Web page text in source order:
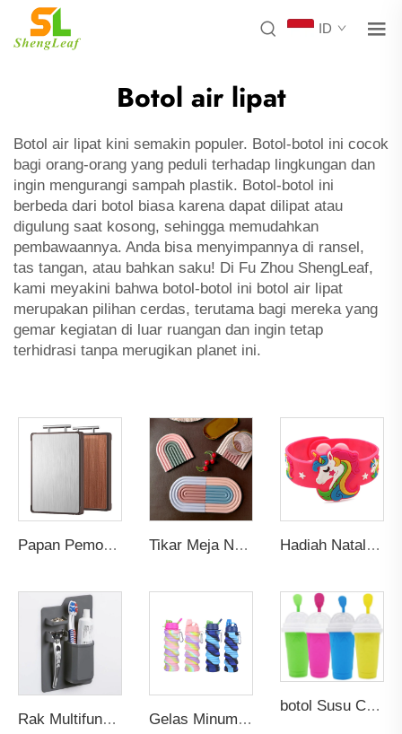
ID
Botol air lipat
Botol air lipat kini semakin populer. Botol-botol ini cocok
bagi orang-orang yang peduli terhadap lingkungan dan
ingin mengurangi sampah plastik. Botol-botol ini
berbeda dari botol biasa karena dapat dilipat atau
digulung saat kosong, sehingga memudahkan
pembawaannya. Anda bisa menyimpannya di ransel,
tas tangan, atau bahkan saku! Di Fu Zhou ShengLeaf,
kami meyakini bahwa botol-botol ini botol air lipat
merupakan pilihan cerdas, terutama bagi mereka yang
gemar kegiatan di luar ruangan dan ingin tetap
terhidrasi tanpa merugikan planet ini.
Papan Pemotong Stainless Steel Antibakteri Dua Sisi Besar Tahan Jamur Blok Irisan Dapur dengan Permukaan Kayu Solid Ebony Tikar Meja Nordik Ramah Lingkungan Custom Karet Silikon PVC Anti Selip Alas Gelas Piring dengan Tatakan Minuman Lucu Pelangi Hadiah Natal Anak-Anak Gelang Karet Lucu Hewan Unicorn Trendi PVC Promosi Gelang Silikon untuk Anak
Rak Multifungsi Kamar Mandi Shower Tempat Penyimpanan Gelas Organizer Dudukan Sikat Gigi dan Pasta Gigi Silikon Cerdas Dinding dengan Logo Custom Gelas Minum Olahraga Travel Gym Lipat Silikon Gelas Terisolasi Botol Air Terisolasi
botol Susu Cepat Beku 350ml Smoothie Tahan Lama Es Krim Squeeze Pendingin Cepat Milkshake Pembuat Smoothie Slushee Slush Cup